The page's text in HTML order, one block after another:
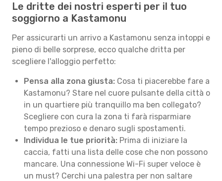
Le dritte dei nostri esperti per il tuo
soggiorno a Kastamonu
Per assicurarti un arrivo a Kastamonu senza intoppi e
pieno di belle sorprese, ecco qualche dritta per
scegliere l'alloggio perfetto:
Pensa alla zona giusta: Cosa ti piacerebbe fare a
Kastamonu? Stare nel cuore pulsante della città o
in un quartiere più tranquillo ma ben collegato?
Scegliere con cura la zona ti farà risparmiare
tempo prezioso e denaro sugli spostamenti.
Individua le tue priorità: Prima di iniziare la
caccia, fatti una lista delle cose che non possono
mancare. Una connessione Wi-Fi super veloce è
un must? Cerchi una palestra per non saltare